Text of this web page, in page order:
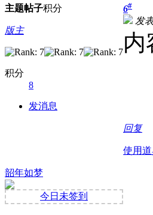
主题帖子积分
版主
积分
8
发消息
6#
发
内
回复
使用
韶年如梦
今日未签到